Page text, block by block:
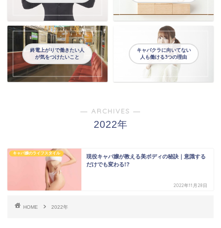
終電上がりで働きたい人
が気をつけたいこと
キャバクラに向いてない
人も働ける3つの理由
― ARCHIVES ―
2022年
キャバ嬢のライフスタイル
現役キャバ嬢が教える美ボディの秘訣｜意識する
だけでも変わる!?
2022年11月28日
HOME 2022年